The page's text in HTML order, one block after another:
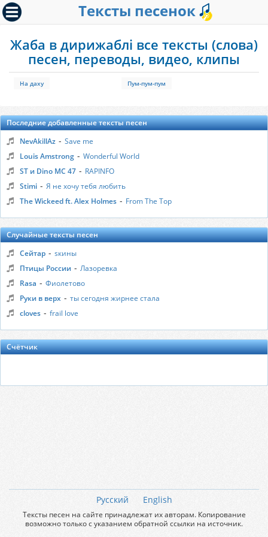
Тексты песенок
Жаба в дирижаблі все тексты (слова)
песен, переводы, видео, клипы
На даху Пум-пум-пум
Последние добавленные тексты песен
NevAkillAz - Save me
Louis Amstrong - Wonderful World
ST и Dino MC 47 - RAPINFO
Stimi - Я не хочу тебя любить
The Wickeed ft. Alex Holmes - From The Top
Случайные тексты песен
Сейтар - sкины
Птицы России - Лазоревка
Rasa - Фиолетово
Руки в верх - ты сегодня жирнее стала
cloves - frail love
Счётчик
Русский English
Тексты песен на сайте принадлежат их авторам. Копирование
возможно только с указанием обратной ссылки на источник.